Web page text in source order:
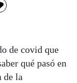
de covid que
qué pasó en
de la